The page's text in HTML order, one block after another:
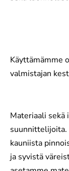
Käyttämämme
valmistajan
Materiaali sekä
suunnittelijoita.
kauniista
ja syvistä